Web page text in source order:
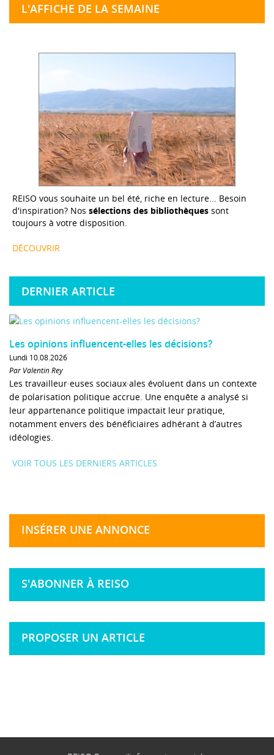
L'AFFICHE DE LA SEMAINE
REISO vous souhaite un bel été, riche en lecture... Besoin
d'inspiration? Nos sélections des bibliothèques sont
toujours à votre disposition.
DÉCOUVRIR
DERNIER ARTICLE
Les opinions influencent-elles les décisions?
Lundi 10.08.2026
Par Valentin Rey
Les travailleur·euses sociaux·ales évoluent dans un contexte
de polarisation politique accrue. Une enquête a analysé si
leur appartenance politique impactait leur pratique,
notamment envers des bénéficiaires adhérant à d’autres
idéologies.
VOIR TOUS LES DERNIERS ARTICLES
INSÉRER UNE ANNONCE
S'ABONNER À REISO
PROPOSER UN ARTICLE